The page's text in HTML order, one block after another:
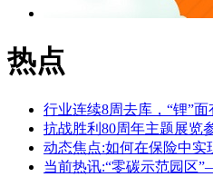
热点
行业连续8周去库，“锂”面
抗战胜利80周年主题展览
动态焦点:如何在保险中实
当前热讯:“零碳示范园区